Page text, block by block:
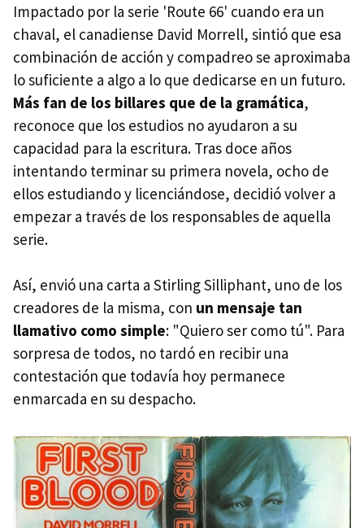
Impactado por la serie 'Route 66' cuando era un
chaval, el canadiense David Morrell, sintió que esa
combinación de acción y compadreo se aproximaba
lo suficiente a algo a lo que dedicarse en un futuro.
Más fan de los billares que de la gramática,
reconoce que los estudios no ayudaron a su
capacidad para la escritura. Tras doce años
intentando terminar su primera novela, ocho de
ellos estudiando y licenciándose, decidió volver a
empezar a través de los responsables de aquella
serie.
Así, envió una carta a Stirling Silliphant, uno de los
creadores de la misma, con un mensaje tan
llamativo como simple: "Quiero ser como tú". Para
sorpresa de todos, no tardó en recibir una
contestación que todavía hoy permanece
enmarcada en su despacho.